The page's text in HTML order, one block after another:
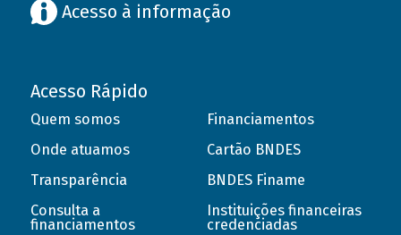
Acesso à informação
Acesso Rápido
Quem somos
Onde atuamos
Transparência
Consulta a
financiamentos
Financiamentos
Cartão BNDES
BNDES Finame
Instituições financeiras
credenciadas